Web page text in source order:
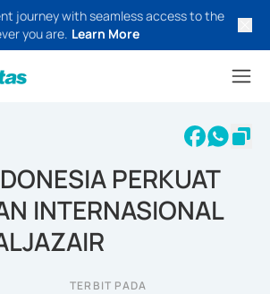
journey with seamless access to the
you are. Learn More
PERKUAT
INTERNASIONAL
TERBIT PADA